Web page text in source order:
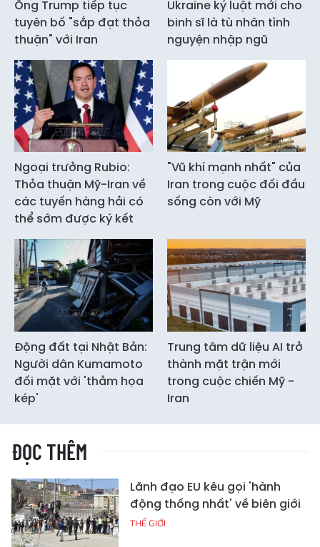
Ông Trump tiếp tục
tuyên bố "sắp đạt thỏa
thuận" với Iran
Ukraine ký luật mới cho
binh sĩ là tù nhân tình
nguyện nhập ngũ
Ngoại trưởng Rubio:
Thỏa thuận Mỹ-Iran về
các tuyến hàng hải có
thể sớm được ký kết
"Vũ khí mạnh nhất" của
Iran trong cuộc đối đầu
sống còn với Mỹ
Động đất tại Nhật Bản:
Người dân Kumamoto
đối mặt với 'thảm họa
kép'
Trung tâm dữ liệu AI trở
thành mặt trận mới
trong cuộc chiến Mỹ -
Iran
ĐỌC THÊM
Lãnh đạo EU kêu gọi 'hành
động thống nhất' về biên giới
THẾ GIỚI